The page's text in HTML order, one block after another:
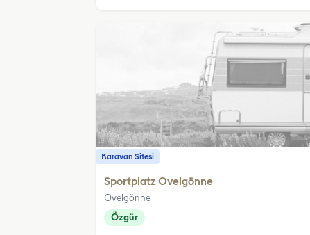
Karavan Sitesi
Sportplatz Ovelgönne
Ovelgönne
Özgür